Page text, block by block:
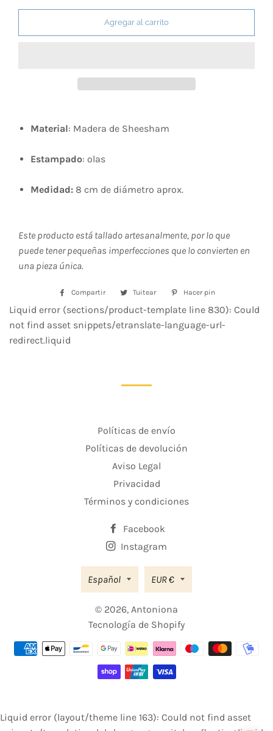
Agregar al carrito
Material: Madera de Sheesham
Estampado: olas
Medidad: 8 cm de diámetro aprox.
Este producto está tallado artesanalmente, por lo que
puede tener pequeñas imperfecciones que lo convierten en
una pieza única.
Compartir
Compartir
Facebook
Tuitear
TuitearHacer pin
en
Liquid error (sections/product-template line 830): Could
not find asset snippets/etranslate-language-url-
redirect.liquid
Políticas de envío
Políticas de devolución
Aviso Legal
Privacidad
Términos y condiciones
Facebook
Instagram
Español Moneda
EUR €
© 2026, Antoniona
Tecnología de Shopify
Métodos
de
pago
Liquid error (layout/theme line 163): Could not find asset